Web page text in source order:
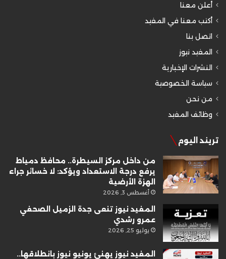
أعلن معنا
أكتب معنا في المفيد
اتصل بنا
المفيد نيوز
النشرات الإخبارية
سياسة الخصوصية
من نحن
وظائف المفيد
تريند اليوم
من داخل مركز السيطرة.. محافظ دمياط
يرفع درجة الاستعداد ويؤكد: لا خسائر جراء
الهزة الأرضية
أغسطس 3, 2026
المفيد نيوز تنعى جدة الزميل الصحفي
عمرو رشدي
يوليو 25, 2026
المفيد نيوز يهنئ يونيو نيوز بانطلاقها..